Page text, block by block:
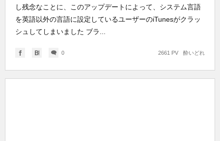
し残念なことに、このアップデートによって、システム言語
を英語以外の言語に設定しているユーザーのiTunesがクラッ
シュしてしまいました ブラ...
0 酔いどれ
2661 PV